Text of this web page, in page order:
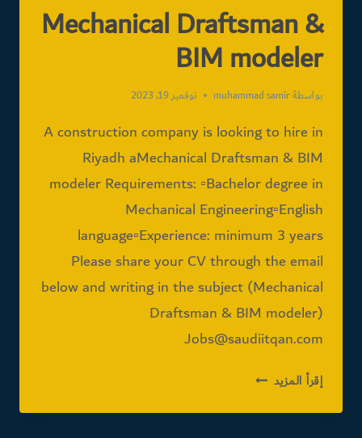
Mechanical Draftsman &
BIM modeler
بواسطةmuhammad samir نوفمبر 19, 2023
A construction company is looking to hire in
Riyadh aMechanical Draftsman & BIM
modeler Requirements: ▫️Bachelor degree in
Mechanical Engineering▫️English
language▫️Experience: minimum 3 years
Please share your CV through the email
below and writing in the subject (Mechanical
Draftsman & BIM modeler)
Jobs@saudiitqan.com
إقرأ المزيد MECHANICAL
&